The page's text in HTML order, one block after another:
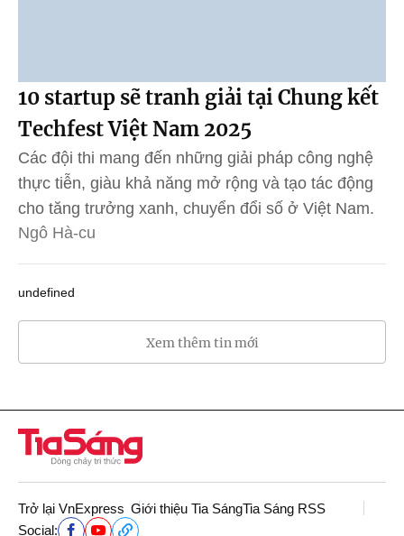
10 startup sẽ tranh giải tại Chung kết
Techfest Việt Nam 2025
Các đội thi mang đến những giải pháp công nghệ
thực tiễn, giàu khả năng mở rộng và tạo tác động
cho tăng trưởng xanh, chuyển đổi số ở Việt Nam.
Ngô Hà-cu
undefined
Xem thêm tin mới
Trở lại VnExpress Giới thiệu Tia SángTia Sáng RSS
Social: